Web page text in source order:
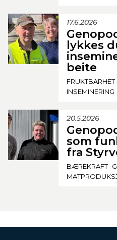
17.6.2026
lykkes
beite
FRUKTBARHET
INSEMINERING
20.5.2026
som
fra
BÆREKRAFT